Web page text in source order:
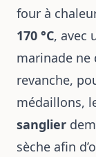
four à
170 °C, avec
marinade ne
revanche,
médaillons,
sanglier
sèche afin